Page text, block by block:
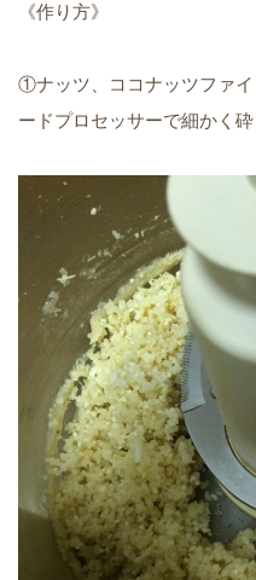
《作り方》
①ナッツ、ココナッツファ
ードプロセッサーで細かく砕